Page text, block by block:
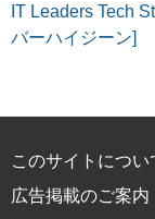
IT Leaders Tech
バーハイジーン]
このサイトについ
広告掲載のご案内